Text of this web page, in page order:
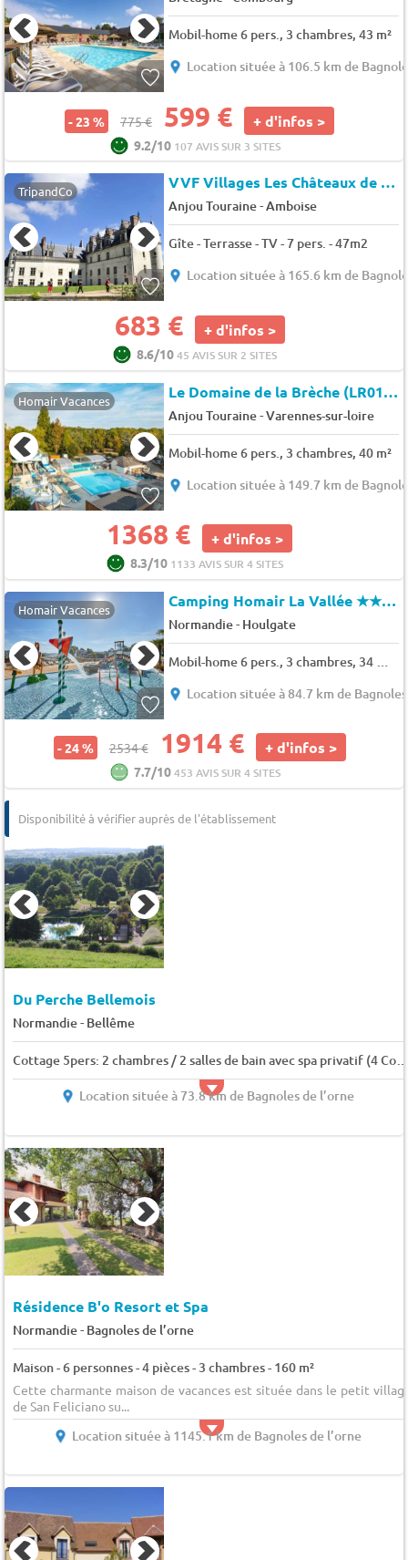
Mobil-home 6 pers., 3 chambres, 43 m²
Location située à 106.5 km de
- 23 % 775 € 599 € + d'infos >
9.2/10 107 AVIS SUR 3 SITES
TripandCo VVF Villages Les Châteaux de la Loire
Anjou Touraine-Amboise
Gîte - Terrasse - TV - 7 pers. - 47m2
Location située à 165.6 km de
683 € + d'infos >
8.6/1045 AVIS SUR 2 SITES
Homair Vacances Le Domaine de la Brèche (LR013)
Anjou Touraine-Varennes-sur-loire
Mobil-home 6 pers., 3 chambres, 40 m²
Location située à 149.7 km de
1368 € + d'infos >
8.3/10 1133 AVIS SUR 4 SITES
Homair Vacances Camping Homair La Vallée★★★★★
Normandie- Houlgate
Location située à 84.7 km de
- 24 % 2534 € 1914 € + d'infos >
7.7/10453 AVIS SUR 4 SITES
Disponibilité à vérifier auprès de l'établissement
Du Perche Bellemois
Normandie- Bellême
Cottage 5pers: 2 chambres / 2 salles de bain avec spa privatif (4 Couchages+ 1 lit superposé ENFANT 5 pers.
Location située à 73.8 km de Bagnoles de l’orne
Résidence B'o Resort et Spa
Normandie- Bagnoles de l’orne
Maison - 6 personnes - 4 pièces - 3 chambres - 160 m²
Cette charmante maison de vacances est située dans le petit
de San Feliciano su...
Location située à 1145.1 km de Bagnoles de l’orne